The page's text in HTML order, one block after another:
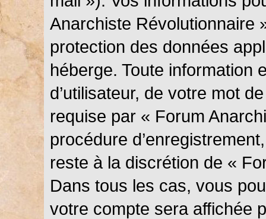
Anarchiste Révolutionnaire
protection des données
héberge. Toute information
d’utilisateur, de votre mot
requise par « Forum
procédure
reste à la discrétion de «
Dans tous les cas, vous
votre compte sera affichée